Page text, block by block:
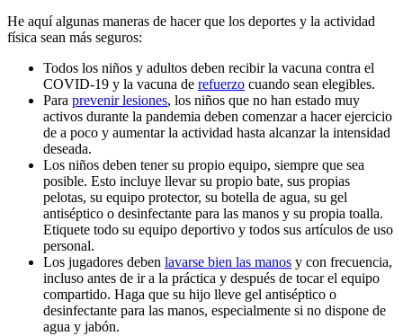
He aquí algunas maneras de hacer que los deportes y la actividad
física sean más seguros:
Todos los niños y adultos deben recibir la vacuna contra el
COVID-19 y la vacuna de refuerzo cuando sean elegibles.
Para prevenir lesiones, los niños que no han estado muy
activos durante la pandemia deben comenzar a hacer ejercicio
de a poco y aumentar la actividad hasta alcanzar la intensidad
deseada.
Los niños deben tener su propio equipo, siempre que sea
posible. Esto incluye llevar su propio bate, sus propias
pelotas, su equipo protector, su botella de agua, su gel
antiséptico o desinfectante para las manos y su propia toalla.
Etiquete todo su equipo deportivo y todos sus artículos de uso
personal.
Los jugadores deben lavarse bien las manos y con frecuencia,
incluso antes de ir a la práctica y después de tocar el equipo
compartido. Haga que su hijo lleve gel antiséptico o
desinfectante para las manos, especialmente si no dispone de
agua y jabón.